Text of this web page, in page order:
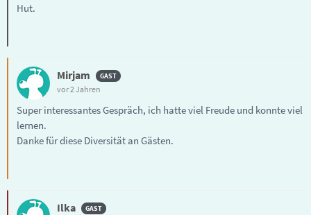
Hut.
Mirjam
vor 2 Jahren
Super interessantes Gespräch, ich hatte viel Freude und konnte viel
lernen.
Danke für diese Diversität an Gästen.
Ilka